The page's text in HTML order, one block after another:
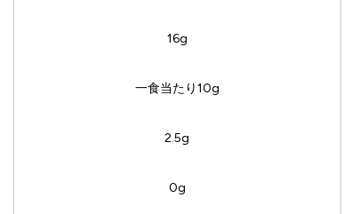
16g
一食当たり10g
2.5g
0g